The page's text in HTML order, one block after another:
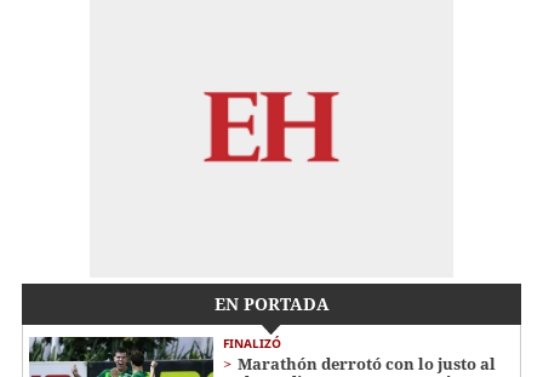
EN PORTADA
FINALIZÓ
Marathón derrotó con lo justo al